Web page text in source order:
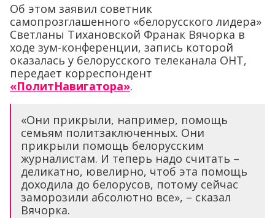
Об этом заявил советник
самопрозглашенного «белорусского лидера»
Светланы Тихановской Франак Вячорка в
ходе зум-конференции, запись которой
оказалась у белорусского телеканала ОНТ,
передает корреспондент
«ПолитНавигатора».
«Они прикрыли, например, помощь
семьям политзаключенных. Они
прикрыли помощь белорусским
журналистам. И теперь надо считать –
деликатно, ювелирно, чтоб эта помощь
доходила до белорусов, потому сейчас
заморозили абсолютно все», – сказал
Вячорка.